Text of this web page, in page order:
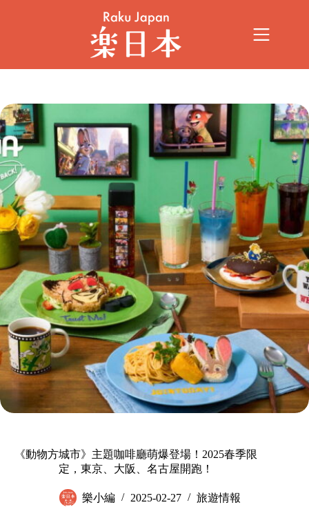
《動物方城市》主題咖啡廳萌爆登場！2025春季限
定，東京、大阪、名古屋開跑！
樂小編 2025-02-27 旅遊情報